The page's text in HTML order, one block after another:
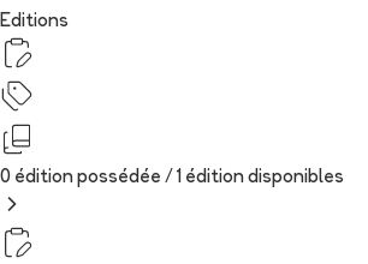
Editions
0 édition possédée / 1 édition disponibles